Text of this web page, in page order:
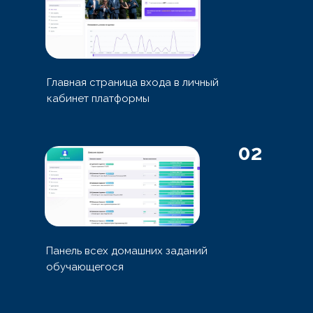
Главная страница входа в личный
кабинет платформы
02
Панель всех домашних заданий
обучающегося